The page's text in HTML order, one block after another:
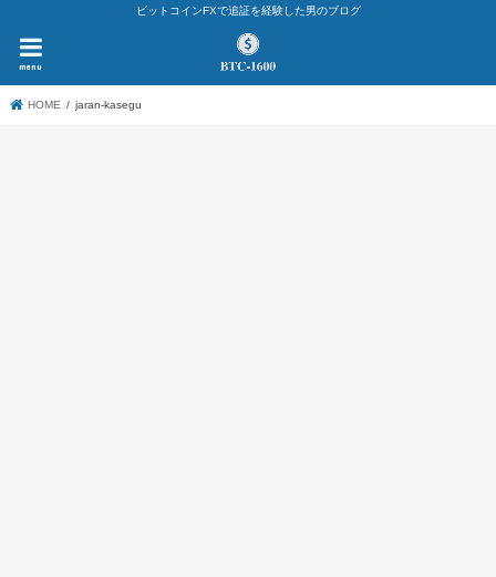
ビットコインFXで追証を経験した男のブログ
menu
HOME jaran-kasegu